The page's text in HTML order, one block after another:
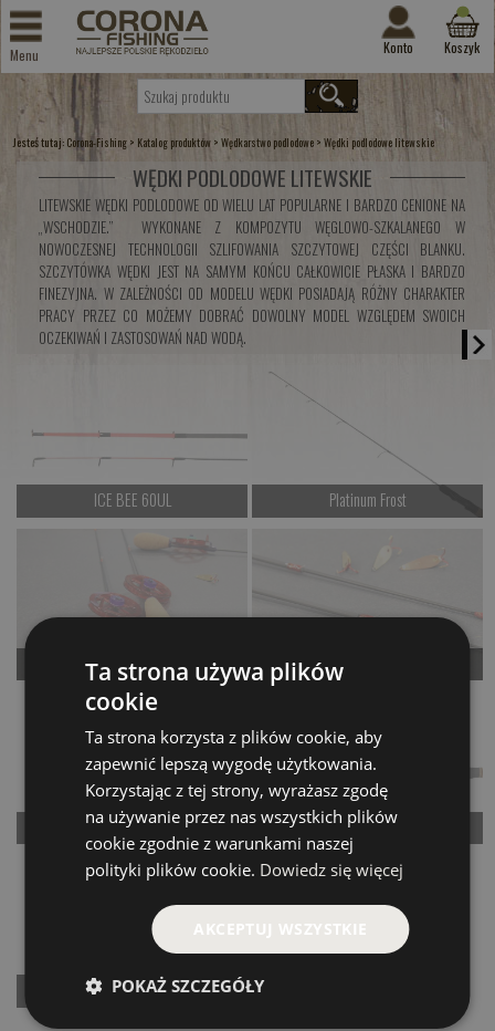
Menu Konto Koszyk
Jesteś tutaj: Corona-Fishing > Katalog produktów >Wędkarstwo podlodowe >Wędki podlodowe litewskie
WĘDKI PODLODOWE LITEWSKIE
LITEWSKIE WĘDKI PODLODOWE OD WIELU LAT POPULARNE I BARDZO CENIONE NA
„WSCHODZIE.” WYKONANE Z KOMPOZYTU WĘGLOWO-SZKALANEGO W
NOWOCZESNEJ TECHNOLOGII SZLIFOWANIA SZCZYTOWEJ CZĘŚCI BLANKU.
SZCZYTÓWKA WĘDKI JEST NA SAMYM KOŃCU CAŁKOWICIE PŁASKA I BARDZO
FINEZYJNA. W ZALEŻNOŚCI OD MODELU WĘDKI POSIADAJĄ RÓŻNY CHARAKTER
PRACY PRZEZ CO MOŻEMY DOBRAĆ DOWOLNY MODEL WZGLĘDEM SWOICH
OCZEKIWAŃ I ZASTOSOWAŃ NAD WODĄ.
ICE BEE 60UL
Czekamy na dostawę
Kup teraz >
Platinum Frost
Kup teraz >
Finka
Czekamy na dostawę
Kup teraz >
Finka Tele
Kup teraz >
ICE PIONEER 60ML
Czekamy na dostawę
Kup teraz >
SUPER SENS 55XUL
Czekamy na dostawę
Kup teraz >
Ice Wind 60L
Ta strona używa plików
cookie
Ta strona korzysta z plików cookie, aby
zapewnić lepszą wygodę użytkowania.
Korzystając z tej strony, wyrażasz zgodę
na używanie przez nas wszystkich plików
cookie zgodnie z warunkami naszej
polityki plików cookie. Dowiedz się więcej
AKCEPTUJ WSZYSTKIE
POKAŻ SZCZEGÓŁY